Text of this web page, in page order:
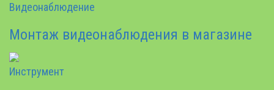
Видеонаблюдение
Монтаж видеонаблюдения в магазине
Инструмент